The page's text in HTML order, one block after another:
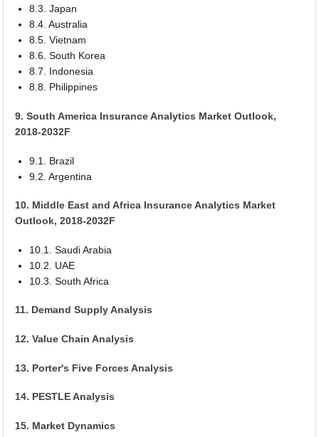
8.3. Japan
8.4. Australia
8.5. Vietnam
8.6. South Korea
8.7. Indonesia
8.8. Philippines
9. South America Insurance Analytics Market Outlook,
2018-2032F
9.1. Brazil
9.2. Argentina
10. Middle East and Africa Insurance Analytics Market
Outlook, 2018-2032F
10.1. Saudi Arabia
10.2. UAE
10.3. South Africa
11. Demand Supply Analysis
12. Value Chain Analysis
13. Porter's Five Forces Analysis
14. PESTLE Analysis
15. Market Dynamics